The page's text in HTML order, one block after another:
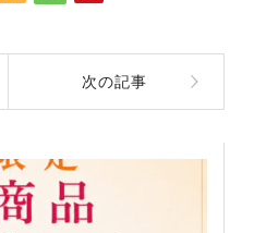
次の記事